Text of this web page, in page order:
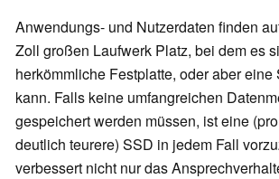
Anwendungs- und Nutzerdaten finden
Zoll großen Laufwerk Platz, bei dem es
herkömmliche Festplatte, oder aber eine
kann. Falls keine umfangreichen
gespeichert werden müssen, ist eine
deutlich teurere) SSD in jedem Fall
verbessert nicht nur das